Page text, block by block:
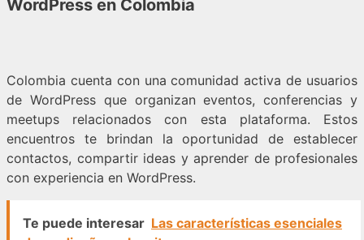
WordPress en Colombia
Colombia cuenta con una comunidad activa de usuarios
de WordPress que organizan eventos, conferencias y
meetups relacionados con esta plataforma. Estos
encuentros te brindan la oportunidad de establecer
contactos, compartir ideas y aprender de profesionales
con experiencia en WordPress.
Te puede interesar Las características esenciales